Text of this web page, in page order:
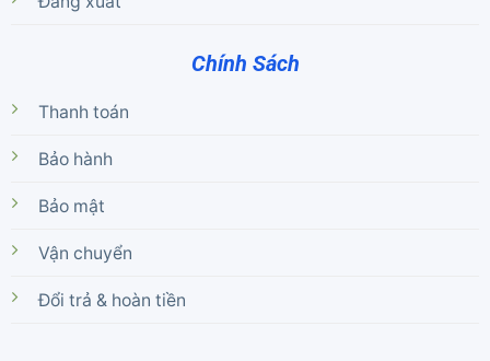
Chính Sách
Thanh toán
Bảo hành
Bảo mật
Vận chuyển
Đổi trả & hoàn tiền